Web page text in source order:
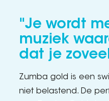
"Je wordt
muziek
dat je
Zumba gold is een
niet belastend. De